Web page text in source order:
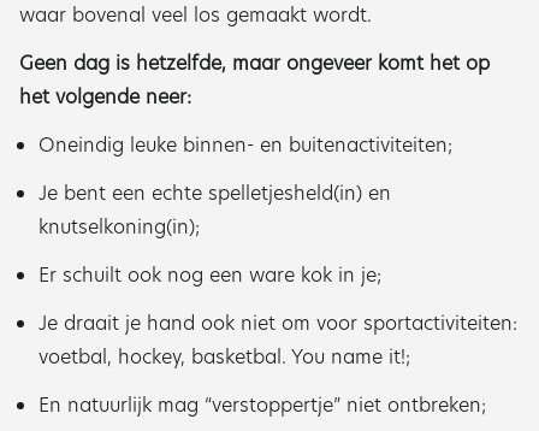
waar bovenal veel los gemaakt wordt.
Geen dag is hetzelfde, maar ongeveer komt het op
het volgende neer:
Oneindig leuke binnen- en buitenactiviteiten;
Je bent een echte spelletjesheld(in) en
knutselkoning(in);
Er schuilt ook nog een ware kok in je;
Je draait je hand ook niet om voor sportactiviteiten:
voetbal, hockey, basketbal. You name it!;
En natuurlijk mag “verstoppertje” niet ontbreken;